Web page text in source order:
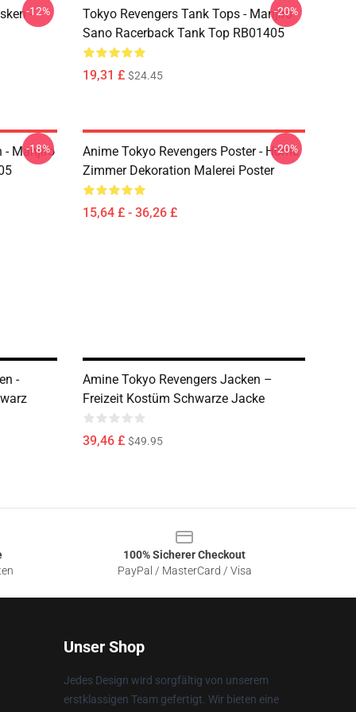
-
-12%
Tokyo Revengers Tank Tops - Manjiro
Sano Racerback Tank Top RB01405
19,31 £ $24.45
-20%
- Manjiro
-18%
Anime Tokyo Revengers Poster - Home
Zimmer Dekoration Malerei Poster
15,64 £ - 36,26 £
-20%
-
Amine Tokyo Revengers Jacken –
Freizeit Kostüm Schwarze Jacke
39,46 £ $49.95
100% Sicherer Checkout
PayPal / MasterCard / Visa
Unser Shop
Jedes Design wird sorgfältig von unserem
erstklassigen Team gefertigt. Wir bieten eine